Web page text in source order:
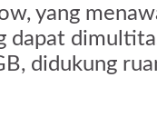
yang
dapat
didukung